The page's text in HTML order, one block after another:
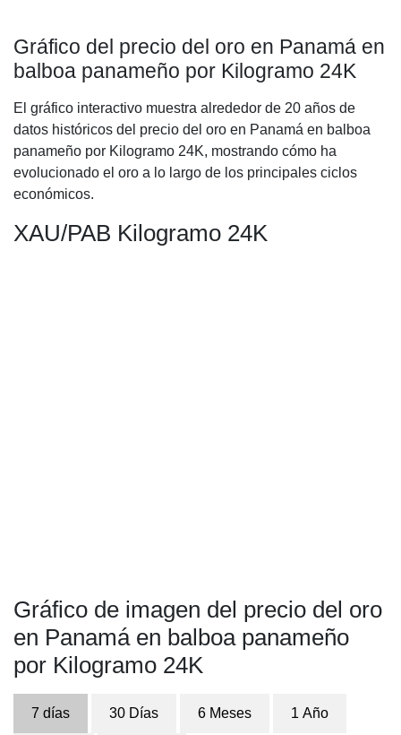
Gráfico del precio del oro en Panamá en
balboa panameño por Kilogramo 24K
El gráfico interactivo muestra alrededor de 20 años de
datos históricos del precio del oro en Panamá en balboa
panameño por Kilogramo 24K, mostrando cómo ha
evolucionado el oro a lo largo de los principales ciclos
económicos.
XAU/PAB Kilogramo 24K
Gráfico de imagen del precio del oro
en Panamá en balboa panameño
por Kilogramo 24K
7 días 30 Días 6 Meses 1 Año